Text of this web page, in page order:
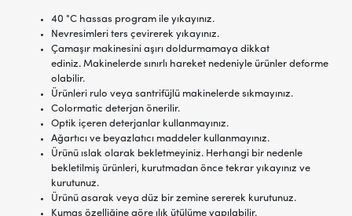
40 °C hassas program ile yıkayınız.
Nevresimleri ters çevirerek yıkayınız.
Çamaşır makinesini aşırı doldurmamaya dikkat
ediniz. Makinelerde sınırlı hareket nedeniyle ürünler deforme
olabilir.
Ürünleri rulo veya santrifüjlü makinelerde sıkmayınız.
Colormatic deterjan önerilir.
Optik içeren deterjanlar kullanmayınız.
Ağartıcı ve beyazlatıcı maddeler kullanmayınız.
Ürünü ıslak olarak bekletmeyiniz. Herhangi bir nedenle
bekletilmiş ürünleri, kurutmadan önce tekrar yıkayınız ve
kurutunuz.
Ürünü asarak veya düz bir zemine sererek kurutunuz.
Kumaş özelliğine göre ılık ütülüme yapılabilir.